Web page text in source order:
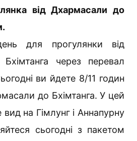
від Дхармасали до
для прогулянки від
через перевал
ви йдете 8/11 годин
до Бхімтанга. У цей
на Гімлунг і Аннапурну
сьогодні з пакетом